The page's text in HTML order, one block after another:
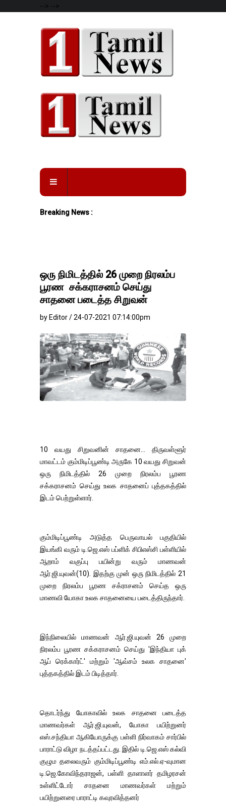
--> -->
Breaking News :
ஒரு நிமிடத்தில் 26 முறை நிரலம்ப
பூரண சக்கராசனம் செய்து
சாதனை படைத்த சிறுவன்
by Editor / 24-07-2021 07:14:00pm
10 வயது சிறுவனின் சாதனை... திருவள்ளூர்
மாவட்டம் கும்மிடிப்பூண்டி அருகே 10 வயது சிறுவன்
ஒரு நிமிடத்தில் 26 முறை நிரலம்ப பூரண
சக்கராசனம் செய்து உலக சாதனைப் புத்தகத்தில்
இடம் பெற்றுள்ளார்.
கும்மிடிப்பூண்டி அடுத்த பெருவாயல் பகுதியில்
இயங்கி வரும் டி.ஜெ.எஸ் பப்ளிக் சிபிஎஸ்சி பள்ளியில்
ஆறாம் வகுப்பு பயின்று வரும் மாணவன்
ஆர்.ஜி.யுவன்(10). இதற்கு முன் ஒரு நிமிடத்தில் 21
முறை நிரலம்ப பூரண சக்ராசனம் செய்த ஒரு
மாணவி யோகா உலக சாதனையை படைத்திருந்தார்.
இந்நிலையில் மாணவன் ஆர்.ஜி.யுவன் 26 முறை
நிரலம்ப பூரண சக்கராசனம் செய்து 'இந்தியா புக்
ஆப் ரெக்கார்ட்' மற்றும் 'ஆவ்சம் உலக சாதனை'
புத்தகத்தில் இடம் பிடித்தார்.
தொடர்ந்து யோகாவில் உலக சாதனை படைத்த
மாணவர்கள் ஆர்.ஜி.யுவன், யோகா பயிற்றுனர்
எஸ்.சந்தியா ஆகியோருக்கு பள்ளி நிர்வாகம் சார்பில்
பாராட்டு விழா நடத்தப்பட்டது. இதில் டி.ஜெ.எஸ் கல்வி
குழும தலைவரும் கும்மிடிப்பூண்டி எம்.எல்.ஏ-வுமான
டி.ஜெ.கோவிந்தராஜன், பள்ளி தாளாளர் தமிழரசன்
உள்ளிட்டோர் சாதனை மாணவர்கள் மற்றும்
பயிற்றுனரை பாராட்டி கவுரவித்தனர்